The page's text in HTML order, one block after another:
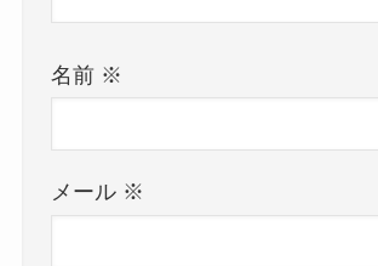
名前 ※
メール ※